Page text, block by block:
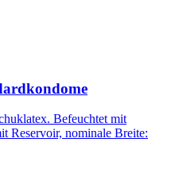
Befeuchtet mit
Reservoir, nominale Breite: